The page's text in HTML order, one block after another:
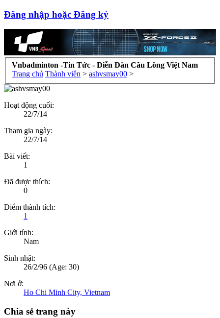
Đăng nhập hoặc Đăng ký
Vnbadminton -Tin Tức - Diễn Đàn Cầu Lông Việt Nam
Trang chủ Thành viên > ashvsmay00 >
Hoạt động cuối:
22/7/14
Tham gia ngày:
22/7/14
Bài viết:
1
Đã được thích:
0
Điểm thành tích:
1
Giới tính:
Nam
Sinh nhật:
26/2/96 (Age: 30)
Nơi ở:
Ho Chi Minh City, Vietnam
Chia sẻ trang này